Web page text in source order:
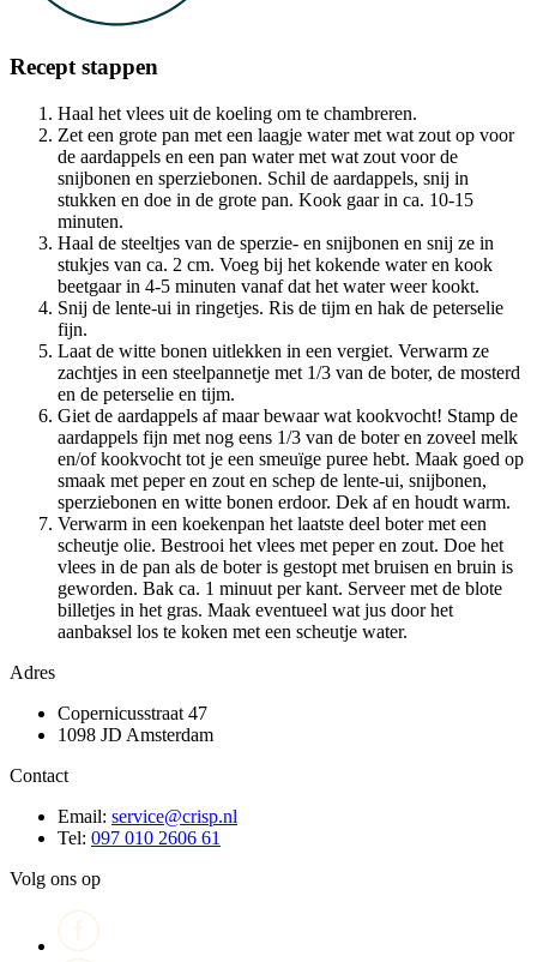
Recept stappen
Haal het vlees uit de koeling om te chambreren.
Zet een grote pan met een laagje water met wat zout op voor
de aardappels en een pan water met wat zout voor de
snijbonen en sperziebonen. Schil de aardappels, snij in
stukken en doe in de grote pan. Kook gaar in ca. 10-15
minuten.
Haal de steeltjes van de sperzie- en snijbonen en snij ze in
stukjes van ca. 2 cm. Voeg bij het kokende water en kook
beetgaar in 4-5 minuten vanaf dat het water weer kookt.
Snij de lente-ui in ringetjes. Ris de tijm en hak de peterselie
fijn.
Laat de witte bonen uitlekken in een vergiet. Verwarm ze
zachtjes in een steelpannetje met 1/3 van de boter, de mosterd
en de peterselie en tijm.
Giet de aardappels af maar bewaar wat kookvocht! Stamp de
aardappels fijn met nog eens 1/3 van de boter en zoveel melk
en/of kookvocht tot je een smeuïge puree hebt. Maak goed op
smaak met peper en zout en schep de lente-ui, snijbonen,
sperziebonen en witte bonen erdoor. Dek af en houdt warm.
Verwarm in een koekenpan het laatste deel boter met een
scheutje olie. Bestrooi het vlees met peper en zout. Doe het
vlees in de pan als de boter is gestopt met bruisen en bruin is
geworden. Bak ca. 1 minuut per kant. Serveer met de blote
billetjes in het gras. Maak eventueel wat jus door het
aanbaksel los te koken met een scheutje water.
Adres
Copernicusstraat 47
1098 JD Amsterdam
Contact
Email: service@crisp.nl
Tel: 097 010 2606 61
Volg ons op